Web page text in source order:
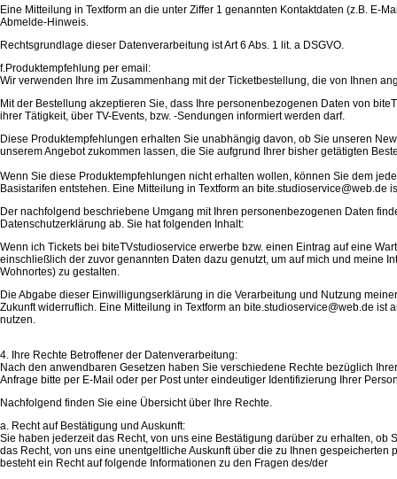
Eine Mitteilung in Textform an die unter Ziffer 1 genannten Kontaktdaten (z.B. E-
Abmelde-Hinweis.
Rechtsgrundlage dieser Datenverarbeitung ist Art 6 Abs. 1 lit. a DSGVO.
f.Produktempfehlung per email:
Wir verwenden Ihre im Zusammenhang mit der Ticketbestellung, die von Ihnen
Mit der Bestellung akzeptieren Sie, dass Ihre personenbezogenen Daten von
ihrer Tätigkeit, über TV-Events, bzw. -Sendungen informiert werden darf.
Diese Produktempfehlungen erhalten Sie unabhängig davon, ob Sie unseren
unserem Angebot zukommen lassen, die Sie aufgrund Ihrer bisher getätigten
Wenn Sie diese Produktempfehlungen nicht erhalten wollen, können Sie dem
Basistarifen entstehen. Eine Mitteilung in Textform an bite.studioservice@web.de
Der nachfolgend beschriebene Umgang mit Ihren personenbezogenen Daten
Datenschutzerklärung ab. Sie hat folgenden Inhalt:
Wenn ich Tickets bei biteTVstudioservice erwerbe bzw. einen Eintrag auf eine
einschließlich der zuvor genannten Daten dazu genutzt, um auf mich und meine
Wohnortes) zu gestalten.
Die Abgabe dieser Einwilligungserklärung in die Verarbeitung und Nutzung
Zukunft widerruflich. Eine Mitteilung in Textform an bite.studioservice@web.de
nutzen.
4. Ihre Rechte Betroffener der Datenverarbeitung:
Nach den anwendbaren Gesetzen haben Sie verschiedene Rechte bezüglich
Anfrage bitte per E-Mail oder per Post unter eindeutiger Identifizierung Ihrer
Nachfolgend finden Sie eine Übersicht über Ihre Rechte.
a. Recht auf Bestätigung und Auskunft:
Sie haben jederzeit das Recht, von uns eine Bestätigung darüber zu erhalten,
das Recht, von uns eine unentgeltliche Auskunft über die zu Ihnen
besteht ein Recht auf folgende Informationen zu den Fragen des/der